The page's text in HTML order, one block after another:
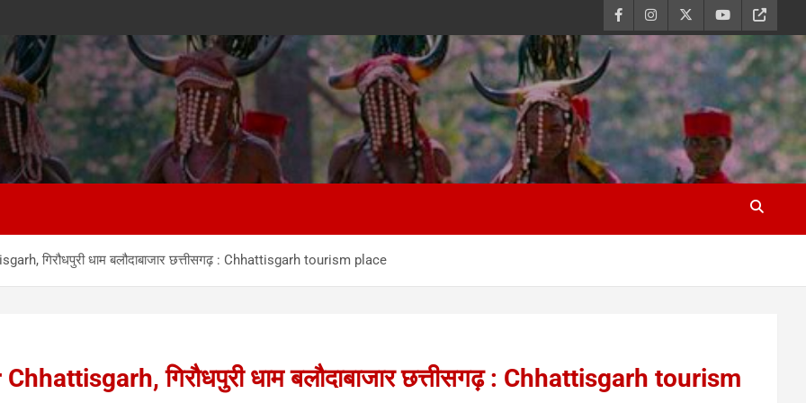
गिरौधपुरी धाम बलौदाबाजार छत्तीसगढ़ : Chhattisgarh tourism place
गिरौधपुरी धाम बलौदाबाजार छत्तीसगढ़ : Chhattisgarh tourism